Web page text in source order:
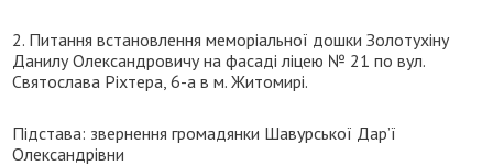
2. Питання встановлення меморіальної дошки Золотухіну
Данилу Олександровичу на фасаді ліцею № 21 по вул.
Святослава Ріхтера, 6-а в м. Житомирі.
Підстава: звернення громадянки Шавурської Дар’ї
Олександрівни